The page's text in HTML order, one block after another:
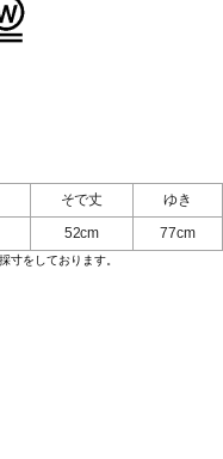
そで丈
ゆき
52cm 77cm
をしております。